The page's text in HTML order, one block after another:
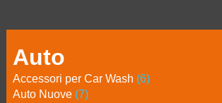
Auto
Accessori per Car Wash (6)
Auto Nuove (7)